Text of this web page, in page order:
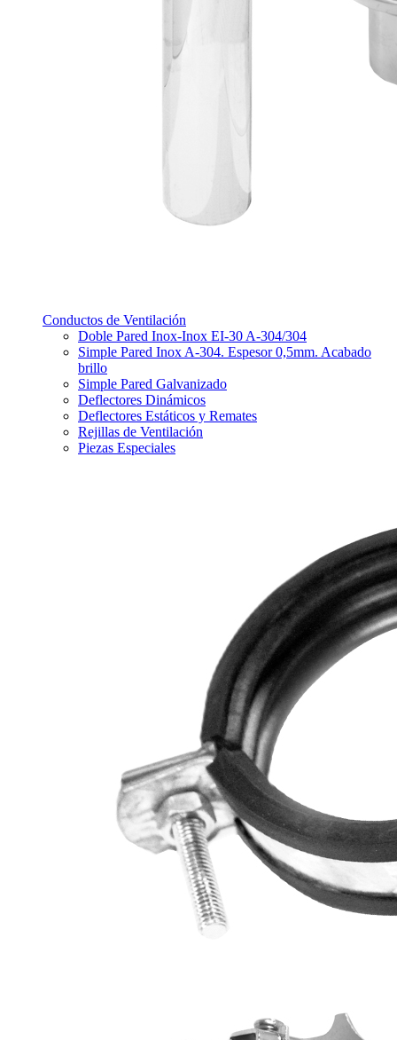
Conductos de Ventilación
Doble Pared Inox-Inox EI-30 A-304/304
Simple Pared Inox A-304. Espesor 0,5mm. Acabado
brillo
Simple Pared Galvanizado
Deflectores Dinámicos
Deflectores Estáticos y Remates
Rejillas de Ventilación
Piezas Especiales